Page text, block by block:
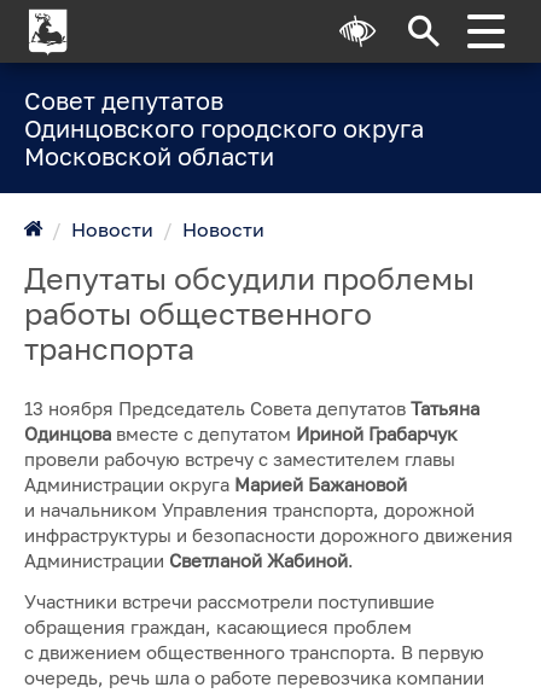
Совет депутатов
Одинцовского городского округа
Московской области
/ Новости / Новости
Депутаты обсудили проблемы
работы общественного
транспорта
13 ноября Председатель Совета депутатов Татьяна
Одинцовавместе с депутатом Ириной Грабарчук
провели рабочую встречу с заместителем главы
Администрации округа Марией Бажановой
и начальником Управления транспорта, дорожной
инфраструктуры и безопасности дорожного движения
Администрации Светланой Жабиной.
Участники встречи рассмотрели поступившие
обращения граждан, касающиеся проблем
с движением общественного транспорта. В первую
очередь, речь шла о работе перевозчика компании